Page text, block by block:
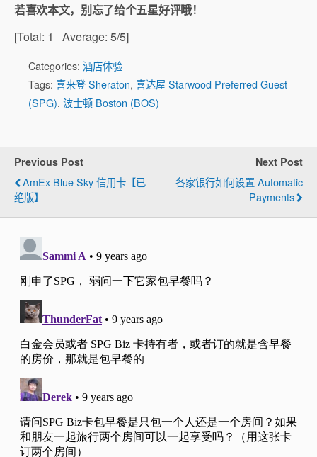
若喜欢本文，别忘了给个五星好评哦！
[Total: 1 Average: 5/5]
Categories: 酒店体验
Tags: 喜来登 Sheraton, 喜达屋 Starwood Preferred Guest
(SPG), 波士顿 Boston (BOS)
Previous Post
AmEx Blue Sky 信用卡【已
绝版】
Next Post
各家银行如何设置 Automatic
Payments